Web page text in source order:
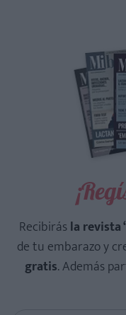
Recibirásla revista
de tu embarazo y
gratis. Además